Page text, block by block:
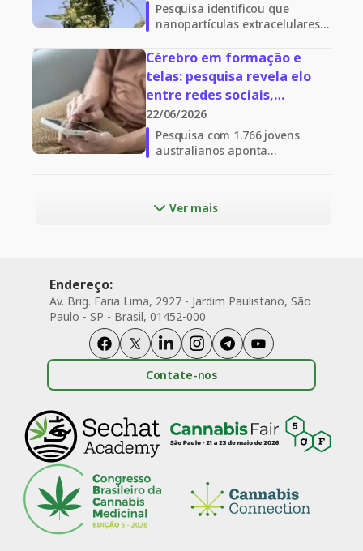
Pesquisa identificou que
nanopartículas extracelulares
derivadas de raízes adventícias
de Cannabis sativa,
apresentaram efeitos
protetores contra danos
induzidos por radiação UVB em
queratinócitos humanos,
células fundamentais para a
Cérebro em formação e
telas: pesquisa revela elo
entre redes sociais,
impulsividade e cannabis na
adolescência
22/06/2026
Pesquisa com 1.766 jovens
australianos aponta
externalizantes e maior
Ver mais
Endereço:
Av. Brig. Faria Lima, 2927 - Jardim Paulistano, São
Paulo - SP - Brasil, 01452-000
Contate-nos